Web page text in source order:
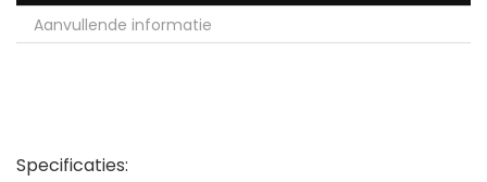
Aanvullende informatie
Specificaties: